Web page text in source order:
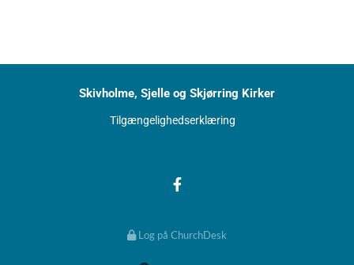
Skivholme, Sjelle og Skjørring Kirker
Tilgængelighedserklæring
Log på ChurchDesk